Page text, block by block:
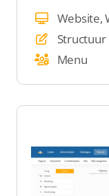
Structuur
Menu